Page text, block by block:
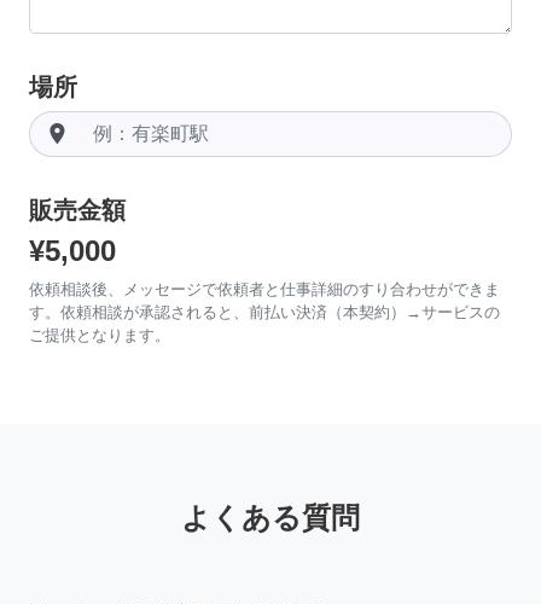
場所
room
販売金額
¥5,000
依頼相談後、メッセージで依頼者と仕事詳細のすり合わせができま
す。依頼相談が承認されると、前払い決済（本契約）→サービスの
ご提供となります。
よくある質問